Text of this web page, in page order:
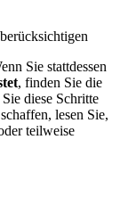
Sie stattdessen
, finden Sie die
diese Schritte
lesen Sie,
teilweise